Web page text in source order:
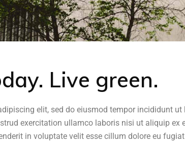
Live green.
elit, sed do eiusmod tempor incididunt ut
exercitation ullamco laboris nisi ut aliquip ex
in voluptate velit esse cillum dolore eu